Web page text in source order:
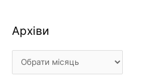
Архіви
Архіви